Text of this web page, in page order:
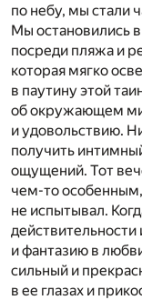
по небу, мы стали
Мы остановились
посреди пляжа и
которая мягко
в паутину этой
об окружающем
и удовольствию.
получить
ощущений. Тот
чем-то особенным,
не испытывал.
действительности
и фантазию в
сильный и
в ее глазах и